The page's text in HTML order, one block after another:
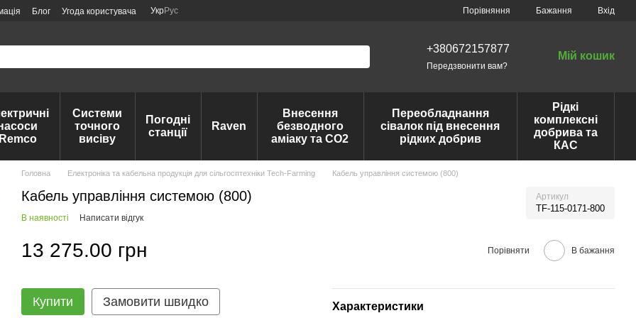
Блог Угода користувача УкрРус Порівняння Бажання Вхід
+380672157877
Передзвонити вам?
Мій кошик
Remco
Системи
точного
висіву
Погодні
станції
Raven
Внесення
безводного
аміаку та CO2
Переобладнання
сівалок під внесення
рідких добрив
Рідкі
комплексні
добрива та
КАС
Головна Електроніка та кабельна продукція для сільгосптехніки Tech-Farming Кабель управління системою (800)
Кабель управління системою (800) Артикул
TF-115-0171-800
В наявності Написати відгук
13 275.00 грн Порівняти В бажання
Купити Замовити швидко Характеристики